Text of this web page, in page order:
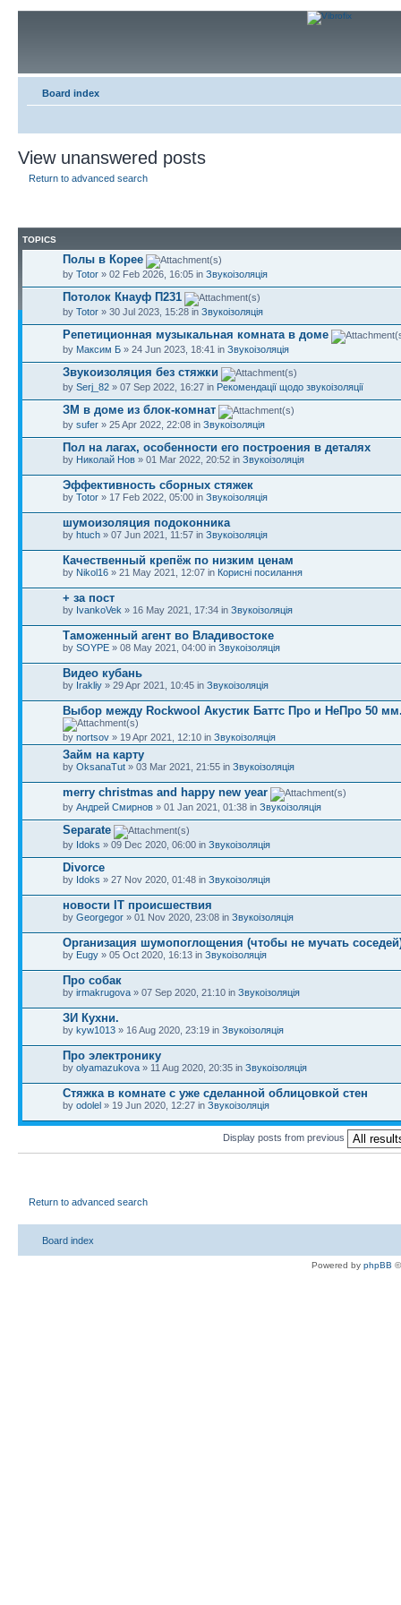
Board index
View unanswered posts
Return to advanced search
TOPICS
Полы в Корее
by Totor » 02 Feb 2026, 16:05 in Звукоізоляція
Потолок Кнауф П231
by Totor » 30 Jul 2023, 15:28 in Звукоізоляція
Репетиционная музыкальная комната в доме
by Максим Б » 24 Jun 2023, 18:41 in Звукоізоляція
Звукоизоляция без стяжки
by Serj_82 » 07 Sep 2022, 16:27 in Рекомендації щодо звукоізоляції
ЗМ в доме из блок-комнат
by sufer » 25 Apr 2022, 22:08 in Звукоізоляція
Пол на лагах, особенности его построения в деталях
by Николай Нов » 01 Mar 2022, 20:52 in Звукоізоляція
Эффективность сборных стяжек
by Totor » 17 Feb 2022, 05:00 in Звукоізоляція
шумоизоляция подоконника
by htuch » 07 Jun 2021, 11:57 in Звукоізоляція
Качественный крепёж по низким ценам
by Nikol16 » 21 May 2021, 12:07 in Корисні посилання
+ за пост
by IvankoVek » 16 May 2021, 17:34 in Звукоізоляція
Таможенный агент во Владивостоке
by SOYPE » 08 May 2021, 04:00 in Звукоізоляція
Видео кубань
by Irakliy » 29 Apr 2021, 10:45 in Звукоізоляція
Выбор между Rockwool Акустик Баттс Про и НеПро 50
by nortsov » 19 Apr 2021, 12:10 in Звукоізоляція
Займ на карту
by OksanaTut » 03 Mar 2021, 21:55 in Звукоізоляція
merry christmas and happy new year
by Андрей Смирнов » 01 Jan 2021, 01:38 in Звукоізоляція
Separate
by Idoks » 09 Dec 2020, 06:00 in Звукоізоляція
Divorce
by Idoks » 27 Nov 2020, 01:48 in Звукоізоляція
новости IT происшествия
by Georgegor » 01 Nov 2020, 23:08 in Звукоізоляція
Организация шумопоглощения (чтобы не мучать
by Eugy » 05 Oct 2020, 16:13 in Звукоізоляція
Про собак
by irmakrugova » 07 Sep 2020, 21:10 in Звукоізоляція
ЗИ Кухни.
by kyw1013 » 16 Aug 2020, 23:19 in Звукоізоляція
Про электронику
by olyamazukova » 11 Aug 2020, 20:35 in Звукоізоляція
Стяжка в комнате с уже сделанной облицовкой стен
by odolel » 19 Jun 2020, 12:27 in Звукоізоляція
Display posts from previous
Return to advanced search
Board index
Powered by phpBB